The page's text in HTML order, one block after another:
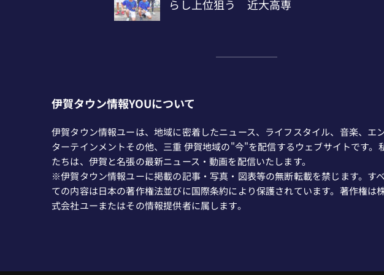
伊賀タウン情報YOUについて
伊賀タウン情報ユーは、地域に密着したニュース、ライフスタイル、音楽、エ
ターテインメントその他、三重 伊賀地域の"今"を配信するウェブサイトです。
たちは、伊賀と名張の最新ニュース・動画を配信いたします。
※伊賀タウン情報ユーに掲載の記事・写真・図表等の無断転載を禁じます。すべ
ての内容は日本の著作権法並びに国際条約により保護されています。著作権は
式会社ユーまたはその情報提供者に属します。